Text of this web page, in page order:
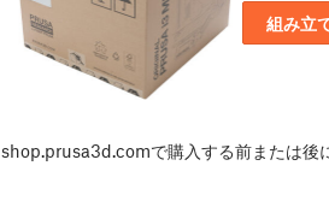
組み立
shop.prusa3d.comで購入する前または後